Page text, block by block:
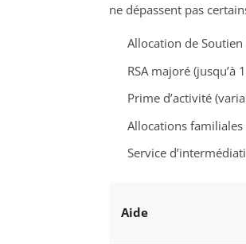
ne dépassent pas
Allocation de
RSA majoré
Prime d’activité
Allocations
Service
Aide